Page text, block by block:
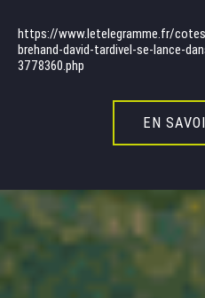
https://www.letelegramme.fr/
brehand-david-tardivel-se-lance-
3778360.php
EN
https://www.ouest-france.fr/
dans-les-cotes-darmor-matheo-
france-en-amenagement-